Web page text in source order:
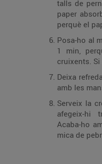
talls de
paper
perquè el
Posa-ho al
1 min,
cruixents.
Deixa
amb les
Serveix la
afegeix-hi
Acaba-ho
mica de